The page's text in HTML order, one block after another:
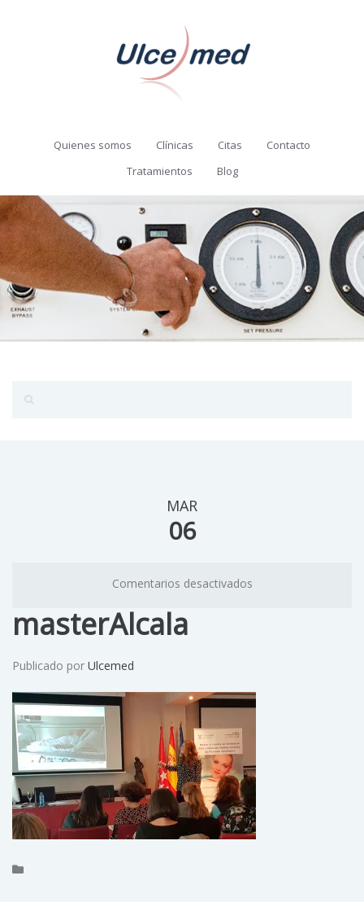
Quienes somos Clínicas Citas
Contacto
Tratamientos
Blog
MAR
06
Comentarios desactivados
masterAlcala
Publicado por Ulcemed